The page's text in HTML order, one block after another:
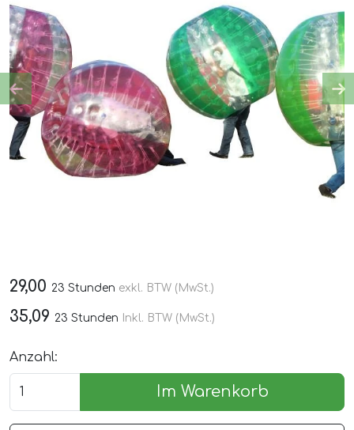
29,00 23 Stunden exkl. BTW (MwSt.)
35,09 23 Stunden Inkl. BTW (MwSt.)
Anzahl:
Im Warenkorb
Previous